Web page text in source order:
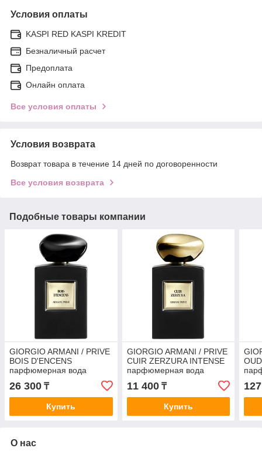
Условия оплаты
KASPI RED KASPI KREDIT
Безналичный расчет
Предоплата
Онлайн оплата
Все условия оплаты
Условия возврата
Возврат товара в течение 14 дней по договоренности
Все условия возврата
Подобные товары компании
GIORGIO ARMANI / PRIVE
BOIS D'ENCENS
парфюмерная вода
(унисекс) 5ml ОТЛИВАНТ
26 300 ₸
Купить
GIORGIO ARMANI / PRIVE
CUIR ZERZURA INTENSE
парфюмерная вода
(унисекс) 2ml пробник
11 400₸
Купить
О нас